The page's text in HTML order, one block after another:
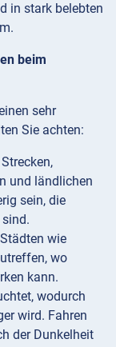
in stark belebten
beim
sehr
Sie achten:
und ländlichen
sein, die
wie
wo
kann.
wodurch
wird. Fahren
der Dunkelheit